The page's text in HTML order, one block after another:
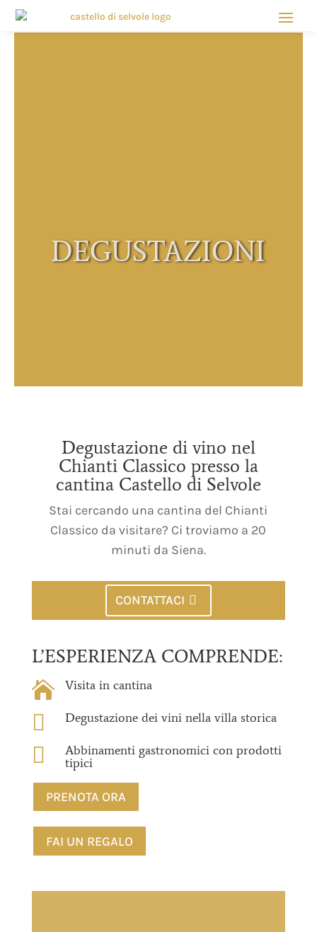
DEGUSTAZIONI
Degustazione di vino nel
Chianti Classico presso la
cantina Castello di Selvole
Stai cercando una cantina del Chianti
Classico da visitare? Ci troviamo a 20
minuti da Siena.
CONTATTACI
L’ESPERIENZA COMPRENDE:

Visita in cantina
 Degustazione dei vini nella villa storica

Abbinamenti gastronomici con prodotti
tipici
PRENOTA ORA
FAI UN REGALO